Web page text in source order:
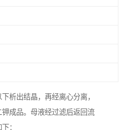
析出结晶，再经离心分离，
成品。母液经过滤后返回流
：